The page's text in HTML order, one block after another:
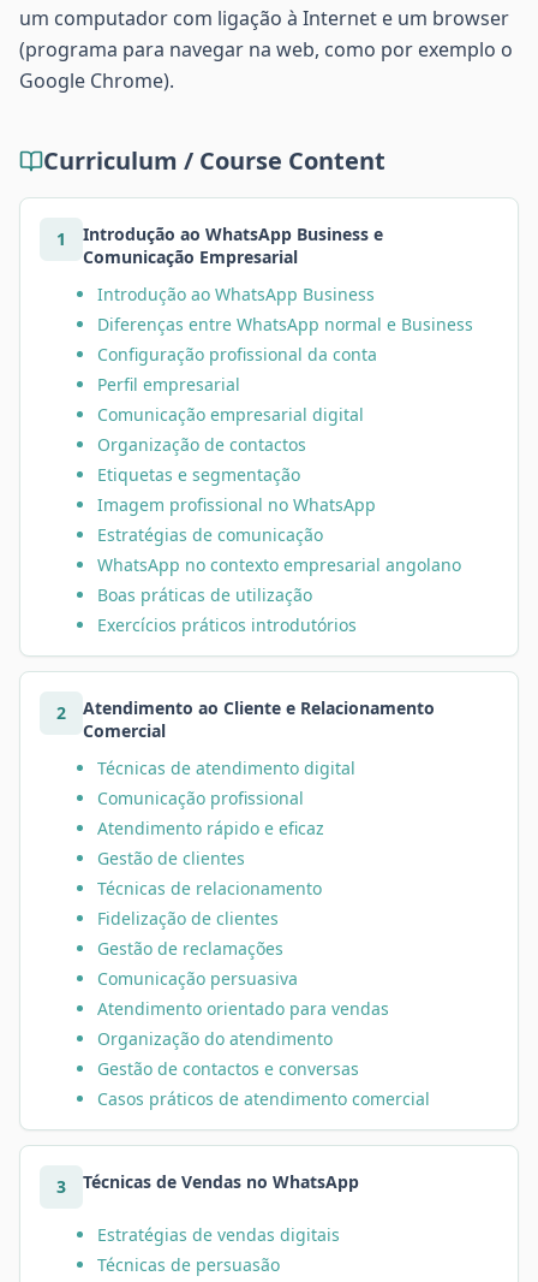
um computador com ligação à Internet e um browser
(programa para navegar na web, como por exemplo o
Google Chrome).
Curriculum / Course Content
1
Introdução ao WhatsApp Business e
Comunicação Empresarial
Introdução ao WhatsApp Business
Diferenças entre WhatsApp normal e Business
Configuração profissional da conta
Perfil empresarial
Comunicação empresarial digital
Organização de contactos
Etiquetas e segmentação
Imagem profissional no WhatsApp
Estratégias de comunicação
WhatsApp no contexto empresarial angolano
Boas práticas de utilização
Exercícios práticos introdutórios
2
Atendimento ao Cliente e Relacionamento
Comercial
Técnicas de atendimento digital
Comunicação profissional
Atendimento rápido e eficaz
Gestão de clientes
Técnicas de relacionamento
Fidelização de clientes
Gestão de reclamações
Comunicação persuasiva
Atendimento orientado para vendas
Organização do atendimento
Gestão de contactos e conversas
Casos práticos de atendimento comercial
3 Técnicas de Vendas no WhatsApp
Estratégias de vendas digitais
Técnicas de persuasão